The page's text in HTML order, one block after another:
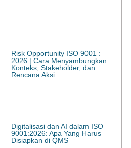
Risk Opportunity ISO 9001 :
2026 | Cara Menyambungkan
Konteks, Stakeholder, dan
Rencana Aksi
Digitalisasi dan AI dalam ISO
9001:2026: Apa Yang Harus
Disiapkan di QMS